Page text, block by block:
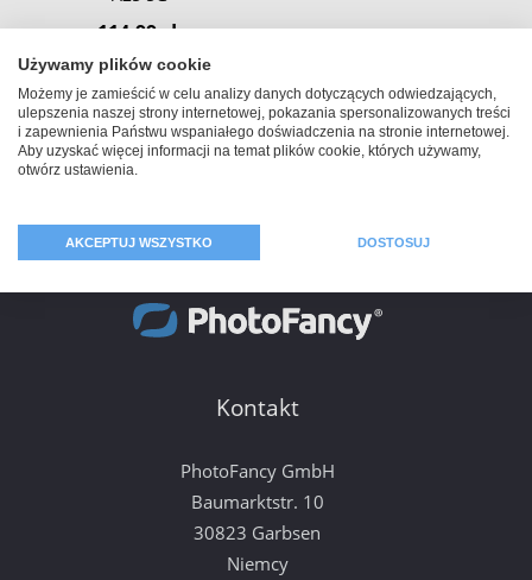
114,99 zł
Kontakt
PhotoFancy GmbH
Baumarktstr. 10
30823 Garbsen
Niemcy
Używamy plików cookie
Możemy je zamieścić w celu analizy danych dotyczących odwiedzających,
ulepszenia naszej strony internetowej, pokazania spersonalizowanych treści
i zapewnienia Państwu wspaniałego doświadczenia na stronie internetowej.
Aby uzyskać więcej informacji na temat plików cookie, których używamy,
otwórz ustawienia.
AKCEPTUJ WSZYSTKO DOSTOSUJ